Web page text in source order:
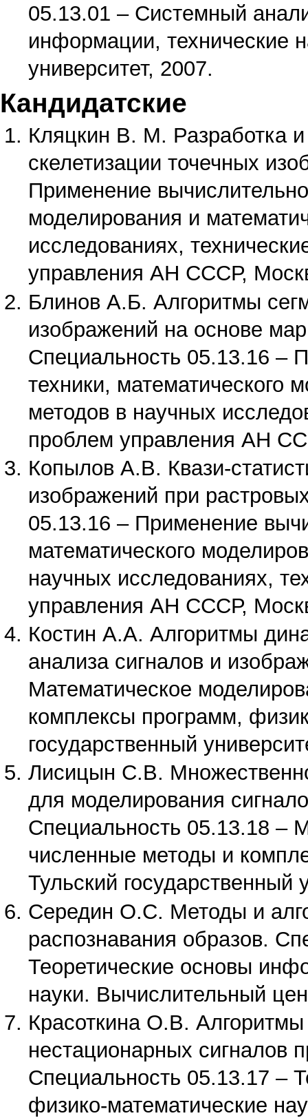
05.13.01 – Системный
информации, технические
университет, 2007.
Кандидатские
Кляцкин В. М. Разработка
скелетизации точечных
Применение
моделирования и
исследованиях,
управления АН СССР,
Блинов А.Б. Алгоритмы
изображений на основе
Специальность 05.13.16 –
техники, математического
методов в научных
проблем управления АН
Копылов А.В. Квази-
изображений при
05.13.16 – Применение
математического
научных исследованиях,
управления АН СССР,
Костин А.А. Алгоритмы
анализа сигналов и
Математическое
комплексы программ,
государственный
Лисицын С.В.
для моделирования
Специальность 05.13.18 –
численные методы и
Тульский государственный
Середин О.С. Методы и
распознавания образов.
Теоретические основы
науки. Вычислительный
Красоткина О.В.
нестационарных сигналов
Специальность 05.13.17 –
физико-математические